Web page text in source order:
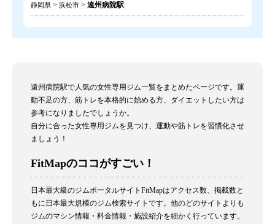
静岡県 > 浜松市 > 遠州病院駅
遠州病院駅で人気の女性専用ジム一覧をまとめたページです。運
動不足の方、筋トレを本格的に始める方、ダイエットしたい方は
参考になりましたでしょうか。
自分に合った女性専用ジムを見つけ、運動や筋トレを習慣化させ
ましょう！
FitMapのココがすごい！
日本最大級のジムポータルサイトFitMapはアクセス数、掲載数と
もに日本最大規模のジム検索サイトです。他のどのサイトよりも
ジムのマシン情報・料金情報・施設紹介を細かく行っています。